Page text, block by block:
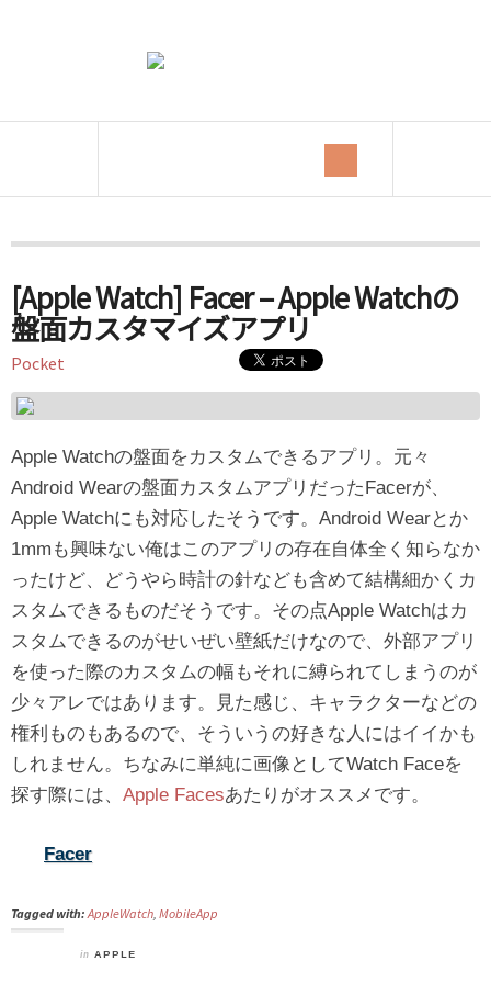
[Apple Watch] Facer – Apple Watchの
盤面カスタマイズアプリ
Pocket
Apple Watchの盤面をカスタムできるアプリ。元々
Android Wearの盤面カスタムアプリだったFacerが、
Apple Watchにも対応したそうです。Android Wearとか
1mmも興味ない俺はこのアプリの存在自体全く知らなか
ったけど、どうやら時計の針なども含めて結構細かくカ
スタムできるものだそうです。その点Apple Watchはカ
スタムできるのがせいぜい壁紙だけなので、外部アプリ
を使った際のカスタムの幅もそれに縛られてしまうのが
少々アレではあります。見た感じ、キャラクターなどの
権利ものもあるので、そういうの好きな人にはイイかも
しれません。ちなみに単純に画像としてWatch Faceを
探す際には、 Apple Facesあたりがオススメです。
Facer
Tagged with: AppleWatch, MobileApp
in APPLE